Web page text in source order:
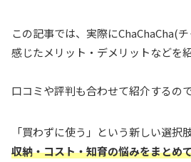
この記事では、実際にChaChaCha(
感じたメリット・デメリットなどを
口コミや評判も合わせて紹介するの
「買わずに使う」という新しい選択
収納・コスト・知育の悩みをまとめ